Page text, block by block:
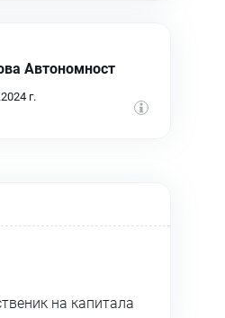
Автономност
г.
на капитала